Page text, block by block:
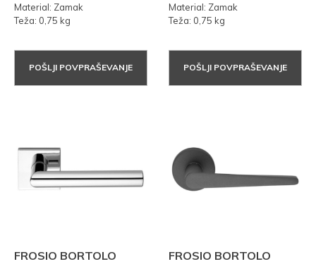
Material: Zamak
Teža: 0,75 kg
POŠLJI POVPRAŠEVANJE
Material: Zamak
Teža: 0,75 kg
POŠLJI POVPRAŠEVANJE
FROSIO BORTOLO
FROSIO BORTOLO